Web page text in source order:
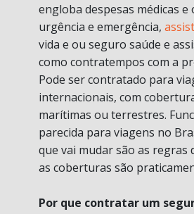
engloba despesas médicas
urgência e emergência,
vida e ou seguro saúde e
como contratempos com a
Pode ser contratado para
internacionais, com
marítimas ou terrestres.
parecida para viagens no
que vai mudar são as regras
as coberturas são
Por que contratar um